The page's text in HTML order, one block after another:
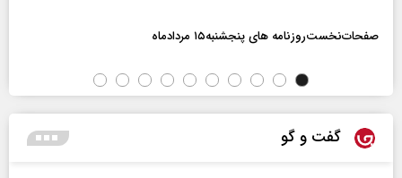
صفحات‌نخست‌روزنامه ها‌ی پنجشنبه‌۱۵ مردادماه
گفت و گو